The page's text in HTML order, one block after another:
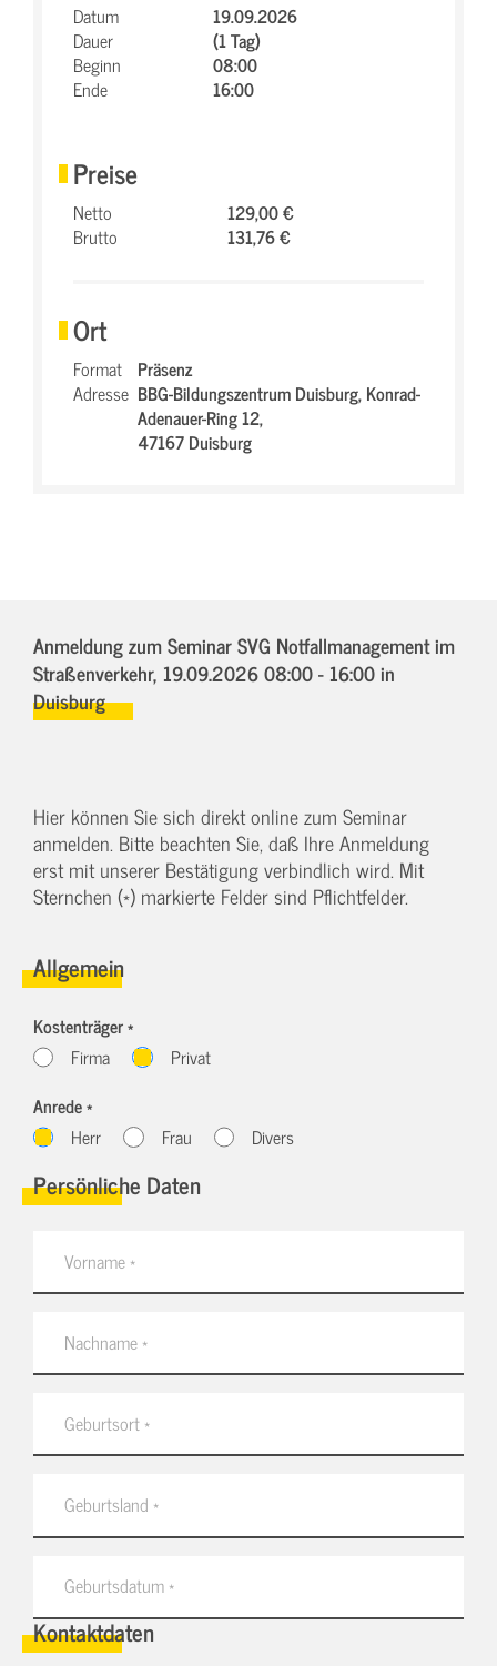
Datum
19.09.2026
Dauer
(1 Tag)
Beginn
08:00
Ende
16:00
Preise
Netto
129,00 €
Brutto
131,76 €
Ort
Format Präsenz
Adresse BBG-Bildungszentrum Duisburg,Konrad-
Adenauer-Ring 12,
47167 Duisburg
Anmeldung zum Seminar SVG Notfallmanagement im
Straßenverkehr, 19.09.2026 08:00 - 16:00in
Duisburg
Hier können Sie sich direkt online zum Seminar
anmelden. Bitte beachten Sie, daß Ihre Anmeldung
erst mit unserer Bestätigung verbindlich wird. Mit
Sternchen (*) markierte Felder sind Pflichtfelder.
Allgemein
Kostenträger *
Firma
Privat
Anrede *
Herr
Frau Divers
Persönliche Daten
Kontaktdaten